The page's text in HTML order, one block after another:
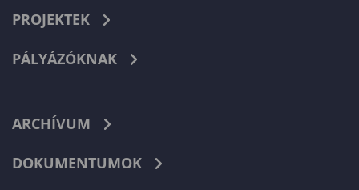
PROJEKTEK
PÁLYÁZÓKNAK
ARCHÍVUM
DOKUMENTUMOK